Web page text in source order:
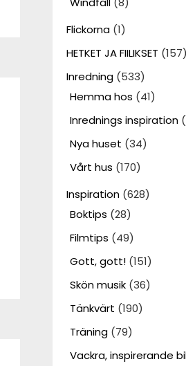
Flickorna(1)
HETKET JA FIILIKSET (157)
Inredning(533)
Hemma hos (41)
Inrednings inspiration
Nya huset (34)
Vårt hus (170)
Inspiration(628)
Boktips (28)
Filmtips (49)
Gott, gott!(151)
Skön musik(36)
Tänkvärt (190)
Träning(79)
Vackra, inspirerande